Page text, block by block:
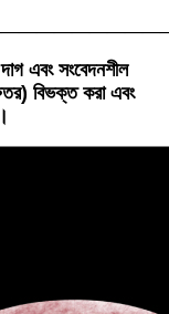
এবং সংবেদনশীল
বিভক্ত করা এবং